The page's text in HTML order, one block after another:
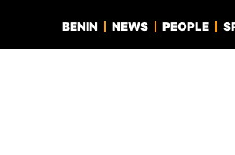
BENIN NEWS PEOPLE